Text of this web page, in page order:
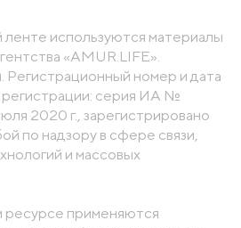
используются материалы
«AMUR.LIFE».
Регистрационный номер и дата
серия ИА №
2020 г., зарегистрировано
по надзору в сфере связи,
и массовых
применяются